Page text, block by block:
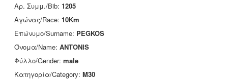
Αρ. Συμμ./Bib: 1205
Αγώνας/Race: 10Km
Επώνυμο/Surname: PEGKOS
Όνομα/Name: ANTONIS
Φύλλο/Gender: male
Κατηγορία/Category: M30